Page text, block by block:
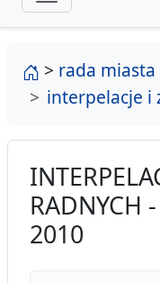
strona główna
> rada miasta
interpelacje i
RADNYCH
2010